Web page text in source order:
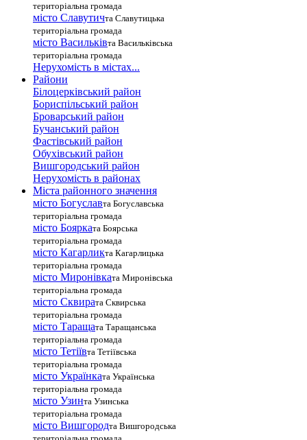
територіальна громада
місто Славутичта Славутицька
територіальна громада
місто Василькiвта Васильківська
територіальна громада
Нерухомість в містах...
Райони
Білоцерківський район
Бориспільський район
Броварський район
Бучанський район
Фастівський район
Обухівський район
Вишгородський район
Нерухомість в районах
Міста районного значення
місто Богуславта Богуславська
територіальна громада
місто Боярката Боярська
територіальна громада
місто Кагарликта Кагарлицька
територіальна громада
місто Миронівката Миронівська
територіальна громада
місто Сквирата Сквирська
територіальна громада
місто Таращата Таращанська
територіальна громада
місто Тетіївта Тетіївська
територіальна громада
місто Українката Українська
територіальна громада
місто Узинта Узинська
територіальна громада
місто Вишгородта Вишгородська